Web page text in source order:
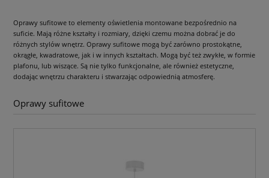
Oprawy sufitowe to elementy oświetlenia montowane bezpośrednio na
suficie. Mają różne kształty i rozmiary, dzięki czemu można dobrać je do
różnych stylów wnętrz. Oprawy sufitowe mogą być zarówno prostokątne,
okrągłe, kwadratowe, jak i w innych kształtach. Mogą być też zwykłe, w formie
plafonu, lub wiszące. Są nie tylko funkcjonalne, ale również estetyczne,
dodając wnętrzu charakteru i stwarzając odpowiednią atmosferę.
Oprawy sufitowe